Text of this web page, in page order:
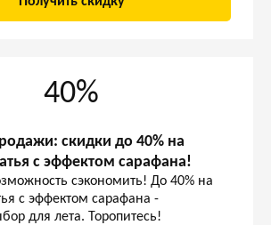
40%
скидки до 40% на
с эффектом сарафана!
сэкономить! До 40% на
с эффектом сарафана -
для лета. Торопитесь!